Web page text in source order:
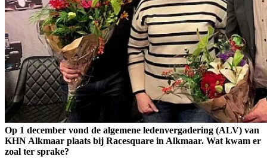
Op 1 december vond de algemene ledenvergadering (ALV) van
KHN Alkmaar plaats bij Racesquare in Alkmaar. Wat kwam er
zoal ter sprake?